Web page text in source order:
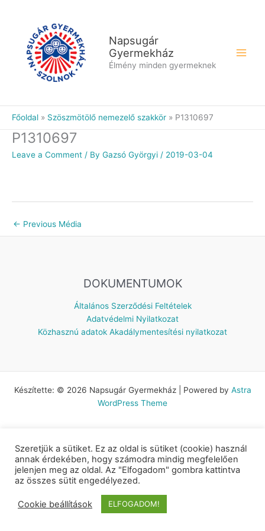
Napsugár
Gyermekház
Élmény minden gyermeknek
Főoldal Szöszmötölő nemezelő szakkör P1310697
P1310697
Leave a Comment / By Gazsó Györgyi / 2019-03-04
← Previous Média
DOKUMENTUMOK
Általános Szerződési Feltételek
Adatvédelmi Nyilatkozat
Közhasznú adatok Akadálymentesítési nyilatkozat
Készítette: © 2026 Napsugár Gyermekház | Powered by Astra
WordPress Theme
Szeretjük a sütiket. Ez az oldal is sütiket (cookie) használ
annak érdekében, hogy számodra mindig megfelelően
jelenjen meg az oldal. Az "Elfogadom" gombra kattintva
az összes sütit engedélyezed.
Cookie beállítások ELFOGADOM!